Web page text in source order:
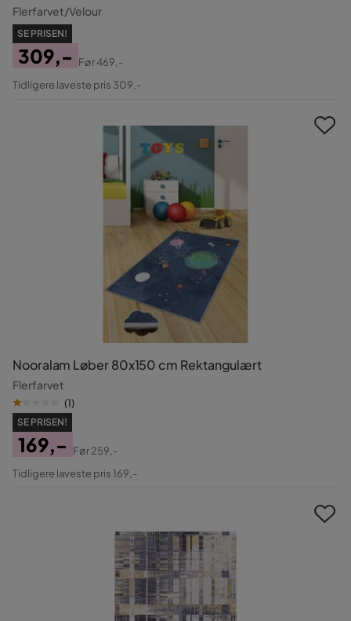
Flerfarvet/Velour
SE PRISEN!
Pris
309,-
Original
Før469,-
Tidligere laveste pris 309,-
Nooralam Løber 80x150 cm Rektangulært
Flerfarvet
(1)
SE PRISEN!
Pris
169,-
Original
Før259,-
Tidligere laveste pris 169,-